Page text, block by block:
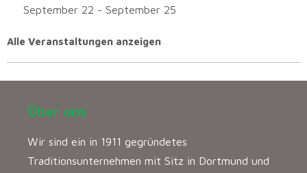
September 22 - September 25
Alle Veranstaltungen anzeigen
Über uns
Wir sind ein in 1911 gegründetes
Traditionsunternehmen mit Sitz in Dortmund und